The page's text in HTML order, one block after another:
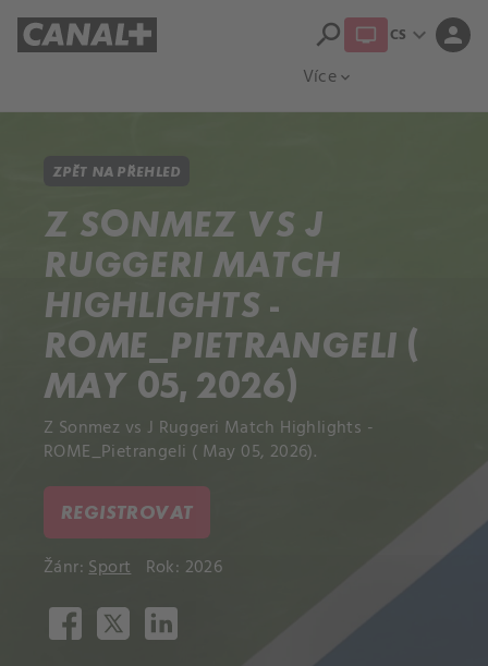
Více expand_more
search CS expand_more person
ZPĚT NA PŘEHLED
Z SONMEZ VS J
RUGGERI MATCH
HIGHLIGHTS -
ROME_PIETRANGELI (
MAY 05, 2026)
Z Sonmez vs J Ruggeri Match Highlights -
ROME_Pietrangeli ( May 05, 2026).
REGISTROVAT
Žánr:Sport Rok: 2026